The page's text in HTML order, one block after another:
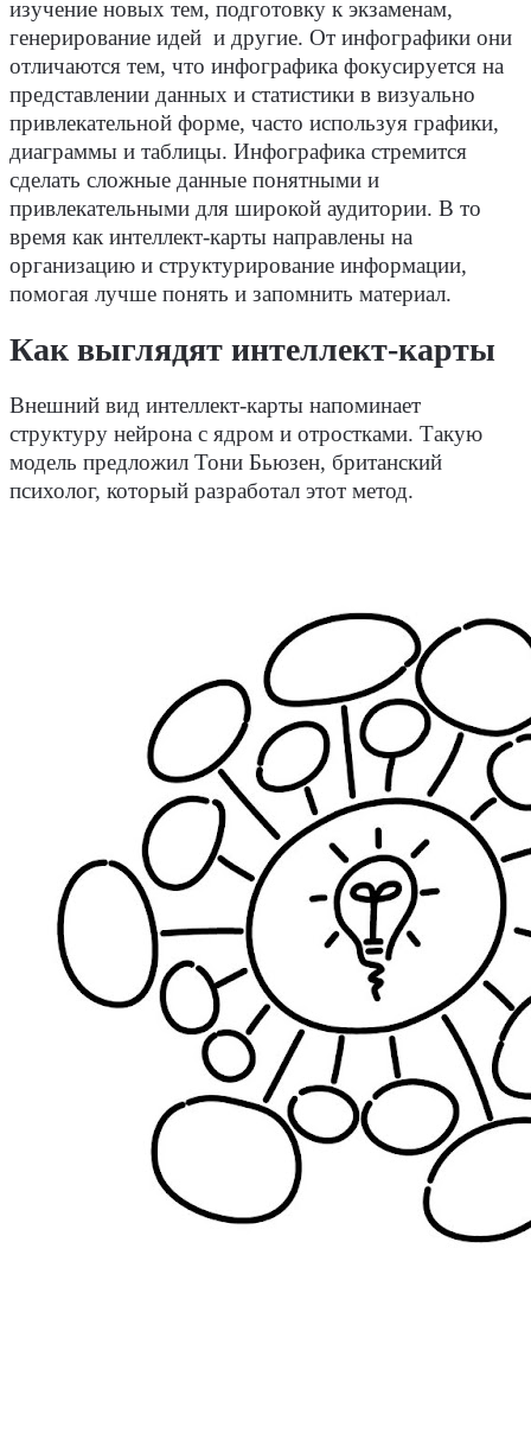
изучение новых тем, подготовку к экзаменам,
генерирование идей и другие. От инфографики они
отличаются тем, что инфографика фокусируется на
представлении данных и статистики в визуально
привлекательной форме, часто используя графики,
диаграммы и таблицы. Инфографика стремится
сделать сложные данные понятными и
привлекательными для широкой аудитории. В то
время как интеллект-карты направлены на
организацию и структурирование информации,
помогая лучше понять и запомнить материал.
Как выглядят интеллект-карты
Внешний вид интеллект-карты напоминает
структуру нейрона с ядром и отростками. Такую
модель предложил Тони Бьюзен, британский
психолог, который разработал этот метод.